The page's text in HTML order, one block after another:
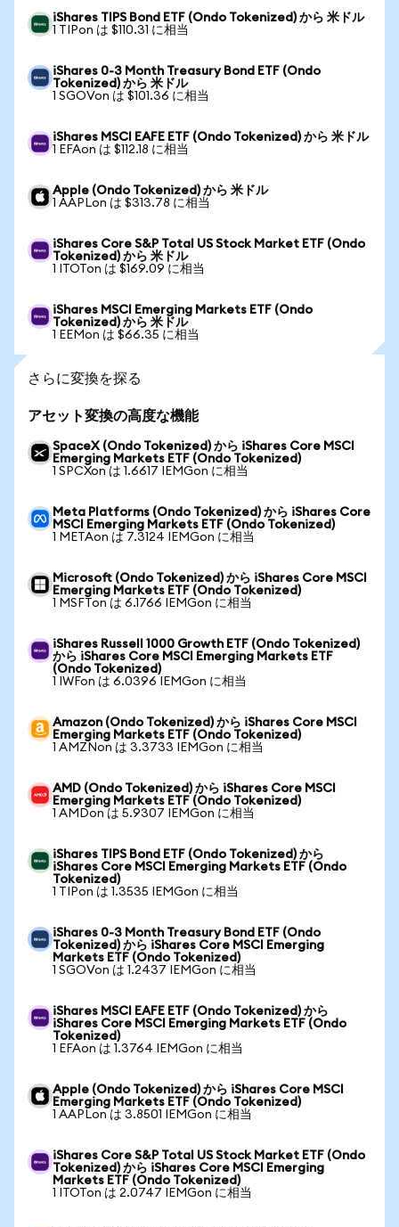
iShares TIPS Bond ETF (Ondo Tokenized) から 米ドル
1 TIPon は $110.31 に相当
iShares 0-3 Month Treasury Bond ETF (Ondo
Tokenized) から 米ドル
1 SGOVon は $101.36 に相当
iShares MSCI EAFE ETF (Ondo Tokenized) から 米ドル
1 EFAon は $112.18 に相当
Apple (Ondo Tokenized) から 米ドル
1 AAPLon は $313.78 に相当
iShares Core S&P Total US Stock Market ETF (Ondo
Tokenized) から 米ドル
1 ITOTon は $169.09 に相当
iShares MSCI Emerging Markets ETF (Ondo
Tokenized) から 米ドル
1 EEMon は $66.35 に相当
さらに変換を探る
アセット変換の高度な機能
SpaceX (Ondo Tokenized) から iShares Core MSCI
Emerging Markets ETF (Ondo Tokenized)
1 SPCXon は 1.6617 IEMGon に相当
Meta Platforms (Ondo Tokenized) から iShares Core
MSCI Emerging Markets ETF (Ondo Tokenized)
1 METAon は 7.3124 IEMGon に相当
Microsoft (Ondo Tokenized) から iShares Core MSCI
Emerging Markets ETF (Ondo Tokenized)
1 MSFTon は 6.1766 IEMGon に相当
iShares Russell 1000 Growth ETF (Ondo Tokenized)
から iShares Core MSCI Emerging Markets ETF
(Ondo Tokenized)
1 IWFon は 6.0396 IEMGon に相当
Amazon (Ondo Tokenized) から iShares Core MSCI
Emerging Markets ETF (Ondo Tokenized)
1 AMZNon は 3.3733 IEMGon に相当
AMD (Ondo Tokenized) から iShares Core MSCI
Emerging Markets ETF (Ondo Tokenized)
1 AMDon は 5.9307 IEMGon に相当
iShares TIPS Bond ETF (Ondo Tokenized) から
iShares Core MSCI Emerging Markets ETF (Ondo
Tokenized)
1 TIPon は 1.3535 IEMGon に相当
iShares 0-3 Month Treasury Bond ETF (Ondo
Tokenized) から iShares Core MSCI Emerging
Markets ETF (Ondo Tokenized)
1 SGOVon は 1.2437 IEMGon に相当
iShares MSCI EAFE ETF (Ondo Tokenized) から
iShares Core MSCI Emerging Markets ETF (Ondo
Tokenized)
1 EFAon は 1.3764 IEMGon に相当
Apple (Ondo Tokenized) から iShares Core MSCI
Emerging Markets ETF (Ondo Tokenized)
1 AAPLon は 3.8501 IEMGon に相当
iShares Core S&P Total US Stock Market ETF (Ondo
Tokenized) から iShares Core MSCI Emerging
Markets ETF (Ondo Tokenized)
1 ITOTon は 2.0747 IEMGon に相当